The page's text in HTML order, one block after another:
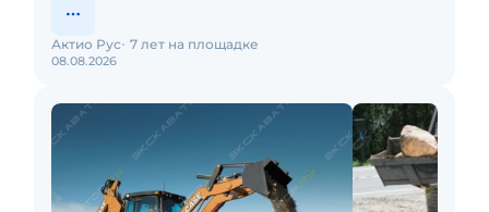
08.08.2026
Актио Рус 7 лет на площадке